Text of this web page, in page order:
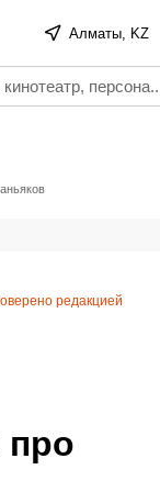
Алматы, KZ
про
редакцией